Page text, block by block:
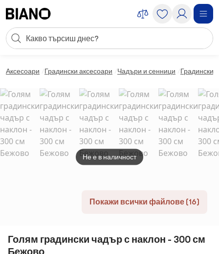
Търсене
Аксесоари Градински аксесоари Чадъри и сенници Градински
Покажи всички файлове (16)
Не е в наличност
Голям градински чадър с наклон - 300 см
Бежово